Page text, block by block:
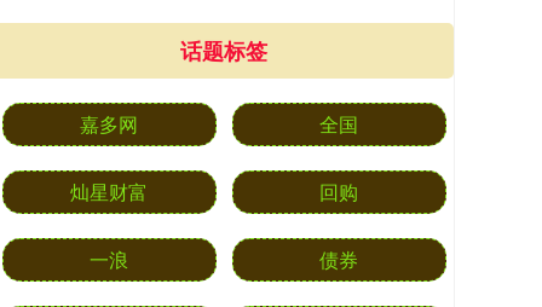
话题标签
嘉多网 全国
灿星财富 回购
一浪 债券